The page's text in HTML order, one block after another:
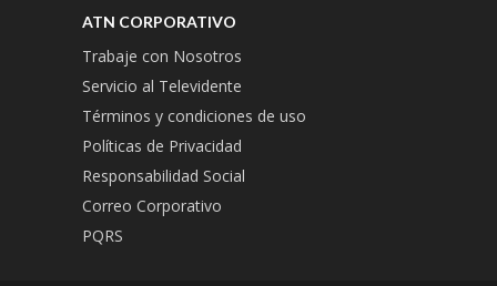
ATN CORPORATIVO
Trabaje con Nosotros
Servicio al Televidente
Términos y condiciones de uso
Políticas de Privacidad
Responsabilidad Social
Correo Corporativo
PQRS